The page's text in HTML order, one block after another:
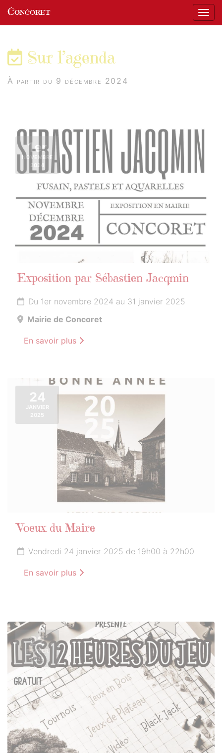
Concoret
Sur l’agenda
À partir du 9 décembre 2024
1er
NOVEMBRE
2024
Exposition par Sébastien Jacqmin
Du 1er novembre 2024 au 31 janvier 2025
Mairie de Concoret
En savoir plus
24
JANVIER
2025
Voeux du Maire
Vendredi 24 janvier 2025 de 19h00 à 22h00
En savoir plus
22
FÉVRIER
2025
Panneau de gestion des cookies